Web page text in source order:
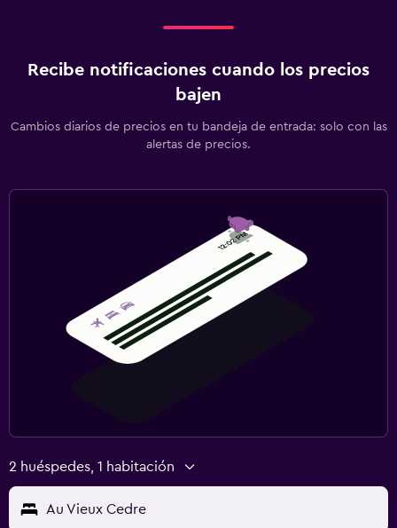
Recibe notificaciones cuando los precios
bajen
Cambios diarios de precios en tu bandeja de entrada: solo con las
alertas de precios.
2 huéspedes, 1 habitación
Au Vieux Cedre